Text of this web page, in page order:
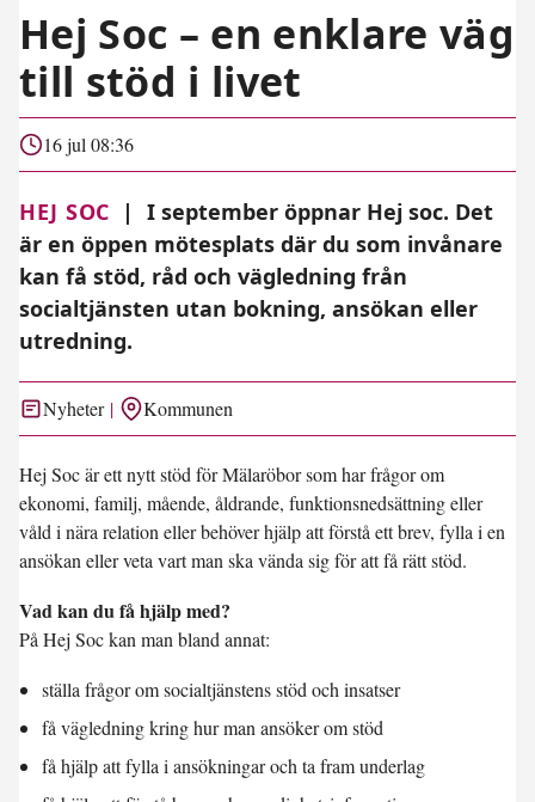
Hej Soc – en enklare väg
till stöd i livet
16 jul 08:36
HEJ SOC |
I september öppnar Hej soc. Det
är en öppen mötesplats där du som invånare
kan få stöd, råd och vägledning från
socialtjänsten utan bokning, ansökan eller
utredning.
Nyheter Kommunen
Hej Soc är ett nytt stöd för Mälaröbor som har frågor om
ekonomi, familj, mående, åldrande, funktionsnedsättning eller
våld i nära relation eller behöver hjälp att förstå ett brev, fylla i en
ansökan eller veta vart man ska vända sig för att få rätt stöd.
Vad kan du få hjälp med?
På Hej Soc kan man bland annat:
ställa frågor om socialtjänstens stöd och insatser
få vägledning kring hur man ansöker om stöd
få hjälp att fylla i ansökningar och ta fram underlag